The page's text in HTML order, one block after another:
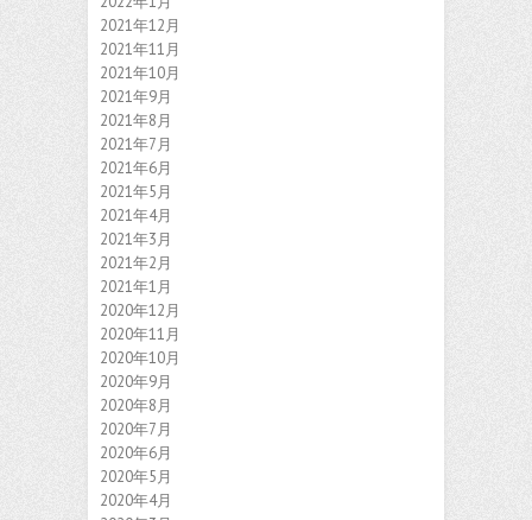
2021年12月
2021年11月
2021年10月
2021年9月
2021年8月
2021年7月
2021年6月
2021年5月
2021年4月
2021年3月
2021年2月
2021年1月
2020年12月
2020年11月
2020年10月
2020年9月
2020年8月
2020年7月
2020年6月
2020年5月
2020年4月